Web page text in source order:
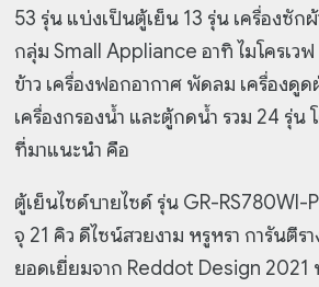
53 รุ่น แบ่งเป็นตู้เย็น 13 รุ่น เครื่องซัก
กลุ่ม Small Appliance อาทิ ไมโครเว
ข้าว เครื่องฟอกอากาศ พัดลม เครื่องดู
เครื่องกรองน้ำ และตู้กดน้ำ รวม 24 รุ่น
ที่มาแนะนำ คือ
ตู้เย็นไซด์บายไซด์ รุ่น GR-RS780WI-
จุ 21 คิว ดีไซน์สวยงาม หรูหรา การันตีร
ยอดเยี่ยมจาก Reddot Design 2021